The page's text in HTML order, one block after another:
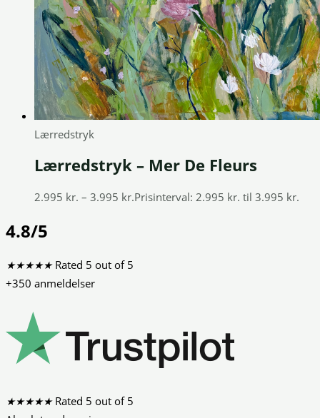
Lærredstryk
Lærredstryk – Mer De Fleurs
2.995 kr. – 3.995 kr.Prisinterval: 2.995 kr. til 3.995 kr.
4.8/5
★★★★★ Rated 5 out of 5
+350 anmeldelser
★★★★★ Rated 5 out of 5